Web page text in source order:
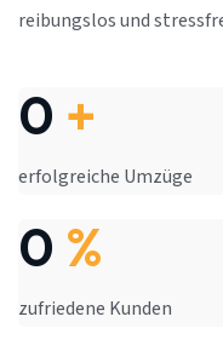
reibungslos und
0 +
erfolgreiche Umzüge
0 %
zufriedene Kunden